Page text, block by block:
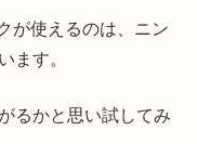
が使えるのは、ニン
ます。
るかと思い試してみ